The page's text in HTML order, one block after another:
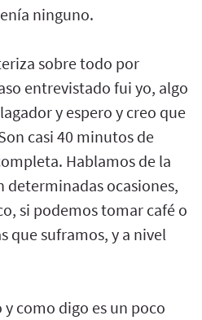
ninguno.
sobre todo por
entrevistado fui yo, algo
y espero y creo que
casi 40 minutos de
Hablamos de la
determinadas ocasiones,
si podemos tomar café o
que suframos, y a nivel
como digo es un poco